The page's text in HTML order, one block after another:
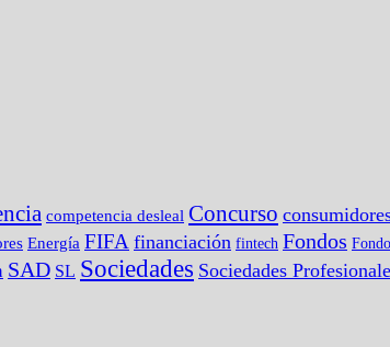
competencia desleal Concurso
Energía FIFA financiación fintech Fondos
SAD SL Sociedades Sociedades